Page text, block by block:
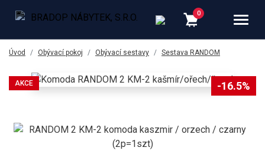
Úvod Obývací pokoj Obývací sestavy Sestava RANDOM
AKCE -16.5%